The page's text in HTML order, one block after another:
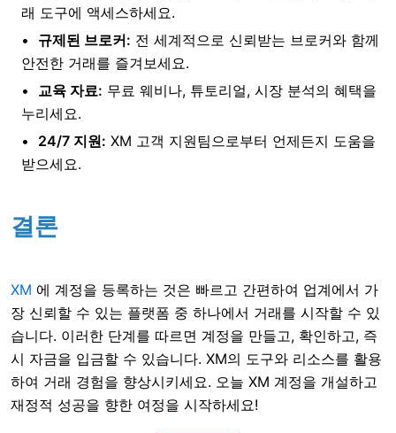
래 도구에 액세스하세요.
규제된 브로커: 전 세계적으로 신뢰받는 브로커와 함께
안전한 거래를 즐겨보세요.
교육 자료: 무료 웨비나, 튜토리얼, 시장 분석의 혜택을
누리세요.
24/7 지원: XM 고객 지원팀으로부터 언제든지 도움을
받으세요.
결론
XM 에 계정을 등록하는 것은 빠르고 간편하여 업계에서 가
장 신뢰할 수 있는 플랫폼 중 하나에서 거래를 시작할 수 있
습니다. 이러한 단계를 따르면 계정을 만들고, 확인하고, 즉
시 자금을 입금할 수 있습니다. XM의 도구와 리소스를 활용
하여 거래 경험을 향상시키세요. 오늘 XM 계정을 개설하고
재정적 성공을 향한 여정을 시작하세요!